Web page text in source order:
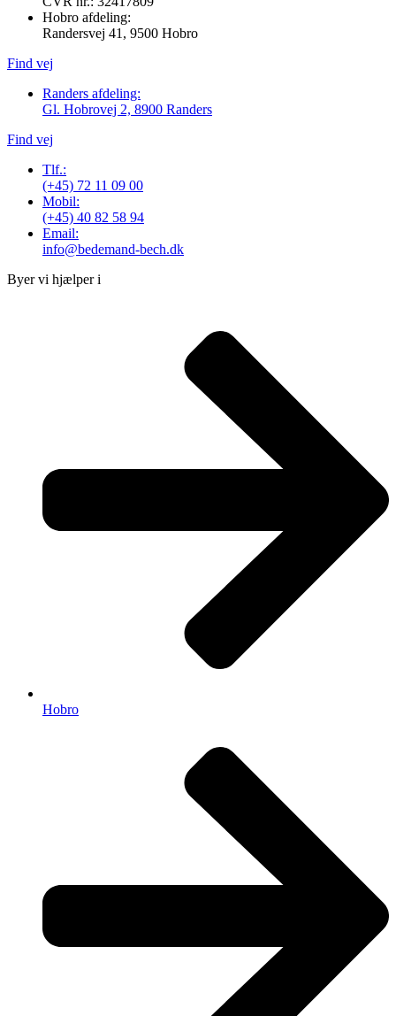
Hobro afdeling:
Randersvej 41, 9500 Hobro
Find vej
Randers afdeling:
Gl. Hobrovej 2, 8900 Randers
Find vej
Tlf.:
(+45) 72 11 09 00
Mobil:
(+45) 40 82 58 94
Email:
info@bedemand-bech.dk
Byer vi hjælper i
Hobro